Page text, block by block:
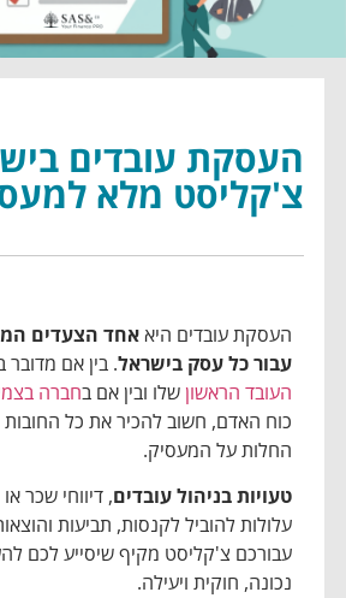
העסקת עובדים
צ'קליסט מלא
העסקת עובדים היא אחד הצעדים
עבור כל עסק בישראל. בין אם מדובר
העובד הראשון שלו ובין אם בחברה
כוח האדם, חשוב להכיר את כל החובות
החלות על המעסיק.
טעויות בניהול עובדים, דיווחי שכר
עלולות להוביל לקנסות, תביעות
עבורכם צ'קליסט מקיף שיסייע לכם
נכונה, חוקית ויעילה.